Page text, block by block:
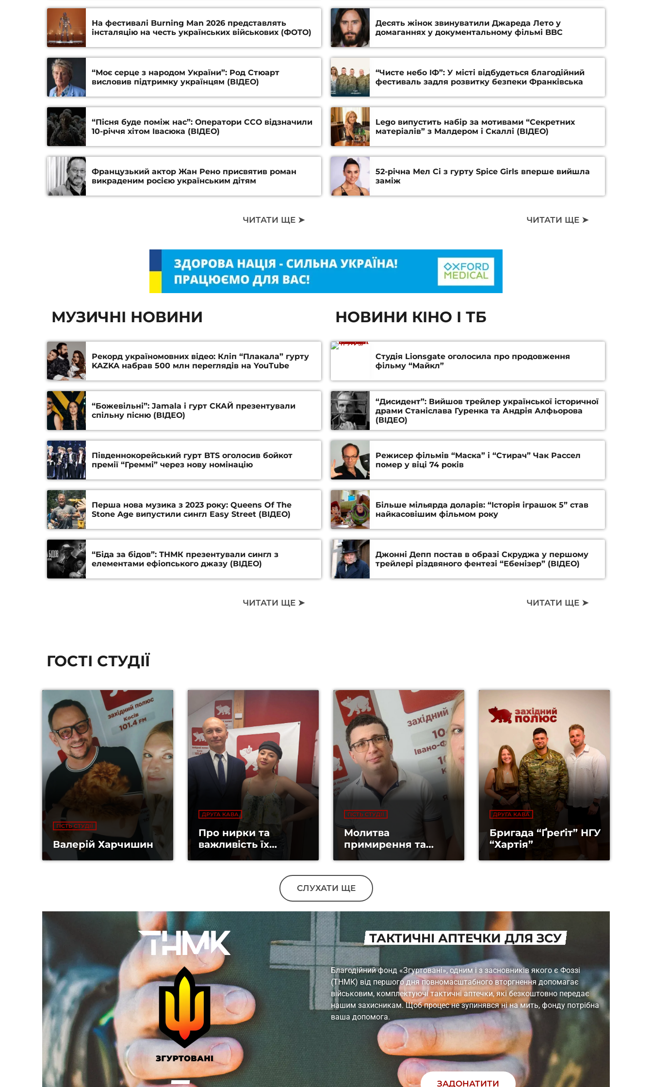
На фестивалі Burning Man 2026 представлять
інсталяцію на честь українських військових (ФОТО)
“Моє серце з народом України”: Род Стюарт
висловив підтримку українцям (ВІДЕО)
“Пісня буде поміж нас”: Оператори ССО відзначили
10-річчя хітом Івасюка (ВІДЕО)
Французький актор Жан Рено присвятив роман
викраденим росією українським дітям
ЧИТАТИ ЩЕ ➤
Десять жінок звинуватили Джареда Лето у
домаганнях у документальному фільмі BBC
“Чисте небо ІФ”: У місті відбудеться благодійний
фестиваль задля розвитку безпеки Франківська
Lego випустить набір за мотивами “Секретних
матеріалів” з Малдером і Скаллі (ВІДЕО)
52-річна Мел Сі з гурту Spice Girls вперше вийшла
заміж
ЧИТАТИ ЩЕ ➤
МУЗИЧНІ НОВИНИ
Рекорд україномовних відео: Кліп “Плакала” гурту
KAZKA набрав 500 млн переглядів на YouTube
“Божевільні”: Jamala і гурт СКАЙ презентували
спільну пісню (ВІДЕО)
Південнокорейський гурт BTS оголосив бойкот
премії “Греммі” через нову номінацію
Перша нова музика з 2023 року: Queens Of The
Stone Age випустили сингл Easy Street (ВІДЕО)
“Біда за бідов”: ТНМК презентували сингл з
елементами ефіопського джазу (ВІДЕО)
ЧИТАТИ ЩЕ ➤
НОВИНИ КІНО І ТБ
Студія Lionsgate оголосила про продовження
фільму “Майкл”
“Дисидент”: Вийшов трейлер української історичної
драми Станіслава Гуренка та Андрія Алфьорова
(ВІДЕО)
Режисер фільмів “Маска” і “Стирач” Чак Рассел
помер у віці 74 років
Більше мільярда доларів: “Історія іграшок 5” став
найкасовішим фільмом року
Джонні Депп постав в образі Скруджа у першому
трейлері різдвяного фентезі “Ебенізер” (ВІДЕО)
ЧИТАТИ ЩЕ ➤
ГОСТІ СТУДІЇ
ГІСТЬ СТУДІЇ
Валерій Харчишин
ДРУГА КАВА
Про нирки та
важливість їх
ГІСТЬ СТУДІЇ
Молитва
примирення та
зцілення для України
ДРУГА КАВА
Бригада “Ґреґіт” НГУ
“Хартія”
СЛУХАТИ ЩЕ
ТАКТИЧНІ АПТЕЧКИ ДЛЯ ЗСУ
Благодійний фонд «Згуртовані», одним і з засновників якого є Фоззі
(ТНМК) від першого дня повномасштабного вторгнення допомагає
військовим, комплектуючі тактичні аптечки, які безкоштовно передає
нашим захисникам. Щоб процес не зупинявся ні на мить, фонду потрібна
ваша допомога.
ЗАДОНАТИТИ